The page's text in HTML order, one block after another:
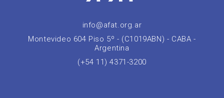
info@afat.org.ar
Montevideo 604 Piso 5º - (C1019ABN) - CABA -
Argentina
(+54 11) 4371-3200